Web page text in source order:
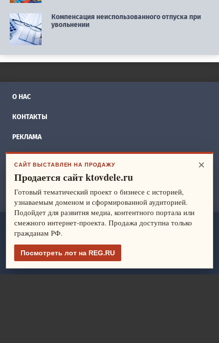
Компенсация неиспользованного отпуска при
увольнении
О НАС
КОНТАКТЫ
РЕКЛАМА
СПРАВОЧНИК
ФРАНШИЗЫ
ktovdele.ru — идеи и ведение бизнеса. Все права защищены.
Политика конфиденциальности
×
САЙТ ВЫСТАВЛЕН НА ПРОДАЖУ
Продается сайт ktovdele.ru
Готовый тематический проект о бизнесе с историей,
узнаваемым доменом и сформированной аудиторией.
Подойдет для развития медиа, контентного портала или
смежного интернет-проекта. Продажа доступна только
гражданам РФ.
Посмотреть лот на REG.RU